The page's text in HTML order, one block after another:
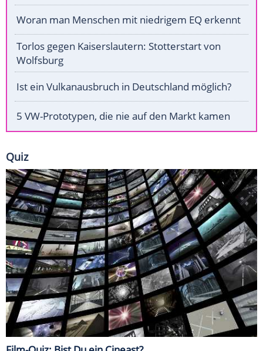
Woran man Menschen mit niedrigem EQ erkennt
Torlos gegen Kaiserslautern: Stotterstart von
Wolfsburg
Ist ein Vulkanausbruch in Deutschland möglich?
5 VW-Prototypen, die nie auf den Markt kamen
Quiz